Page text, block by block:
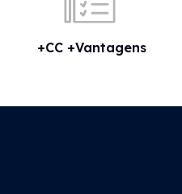
+CC +Vantagens